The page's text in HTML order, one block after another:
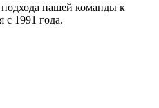
нашей команды к
с 1991 года.